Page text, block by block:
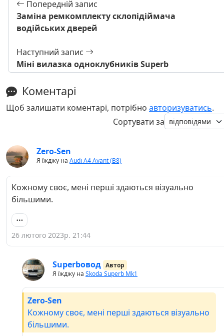
Попередній запис
Заміна ремкомплекту склопідіймача
водійських дверей
Наступний запис
Міні вилазка одноклубників Superb
Коментарі
Щоб залишати коментарі, потрібно авторизуватись.
Сортувати за
Zero-Sen
Я їжджу на Audi A4 Avant (B8)
Кожному своє, мені перші здаються візуально
більшими.
26 лютого 2023р. 21:44
Superbовод Автор
Я їжджу на Skoda Superb Mk1
Zero-Sen
Кожному своє, мені перші здаються візуально
більшими.